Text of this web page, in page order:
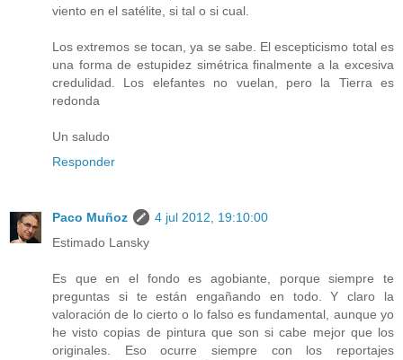
viento en el satélite, si tal o si cual.
Los extremos se tocan, ya se sabe. El escepticismo total es
una forma de estupidez simétrica finalmente a la excesiva
credulidad. Los elefantes no vuelan, pero la Tierra es
redonda
Un saludo
Responder
Paco Muñoz
4 jul 2012, 19:10:00
Estimado Lansky
Es que en el fondo es agobiante, porque siempre te
preguntas si te están engañando en todo. Y claro la
valoración de lo cierto o lo falso es fundamental, aunque yo
he visto copias de pintura que son si cabe mejor que los
originales. Eso ocurre siempre con los reportajes